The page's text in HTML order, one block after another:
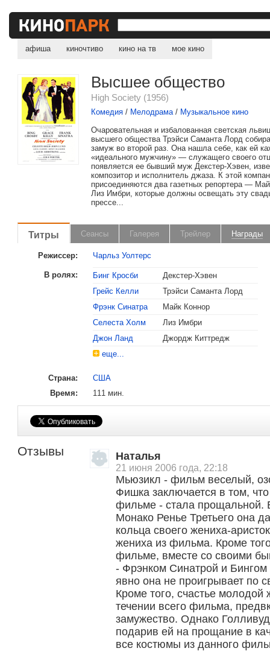
афиша киночтиво кино на тв мое кино
Высшее общество
High Society (1956)
Комедия / Мелодрама/ Музыкальное кино
Очаровательная и избалованная светская
высшего общества Трэйси Саманта Лорд
замуж во второй раз. Она нашла себе, как ей
«идеального мужчину» — служащего своего
появляется ее бывший муж Декстер-Хэвен,
композитор и исполнитель джаза. К этой
присоединяются два газетных репортера —
Лиз Имбри, которые должны освещать эту
прессе...
Титры Сеансы Галерея Трейлер Награды
Режиссер: Чарльз Уолтерс
В ролях: Бинг Кросби
Декстер-Хэвен
Грейс Келли
Трэйси Саманта Лорд
Фрэнк Синатра
Майк Коннор
Селеста Холм
Лиз Имбри
Джон Ланд
Джордж Киттредж
еще...
Страна:
США
Время:
111 мин.
Оскар
Отзывы Наталья
21 июня 2006 года, 22:18
Мьюзикл - фильм веселый,
Фишка заключается в том,
фильме - стала прощальной.
Монако Ренье Третьего она
кольца своего жениха-
жениха из фильма. Кроме
фильме, вместе со своими
- Фрэнком Синатрой и
явно она не проигрывает по
Кроме того, счастье
течении всего фильма,
замужество. Однако
подарив ей на прощание в
все костюмы из данного
, поделитесь своим мнением
Малосодержательные и грубые отзывы нещадно